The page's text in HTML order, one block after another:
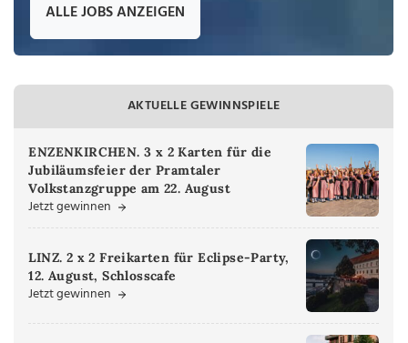
ALLE JOBS ANZEIGEN
AKTUELLE GEWINNSPIELE
ENZENKIRCHEN. 3 x 2 Karten für die
Jubiläumsfeier der Pramtaler
Volkstanzgruppe am 22. August
Jetzt gewinnen
LINZ. 2 x 2 Freikarten für Eclipse-Party,
12. August, Schlosscafe
Jetzt gewinnen